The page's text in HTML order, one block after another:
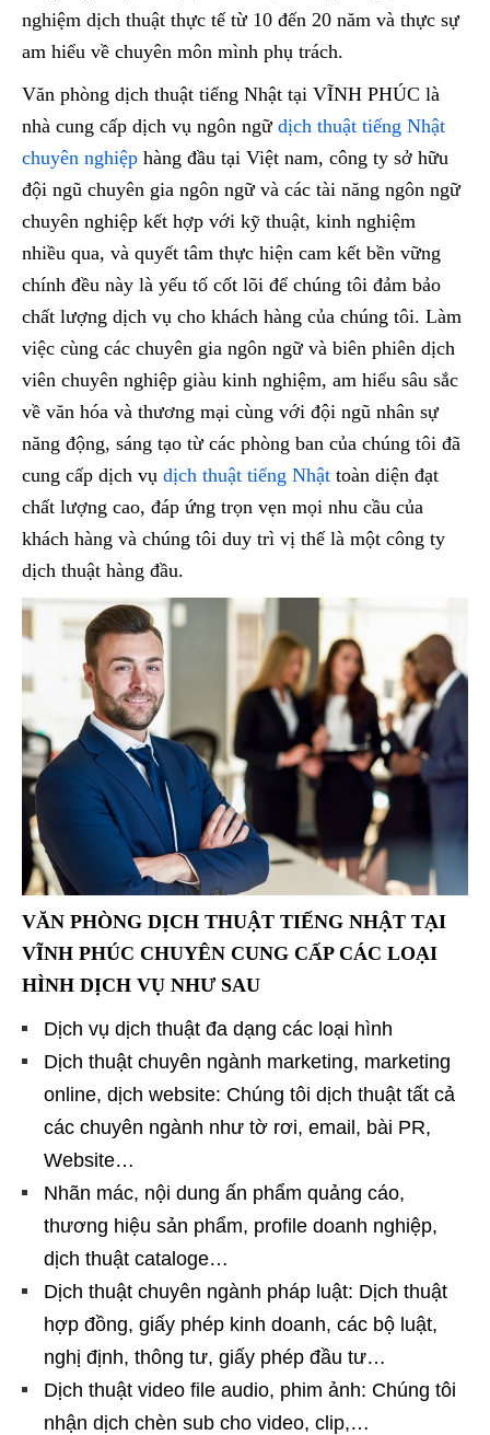
nghiệm dịch thuật thực tế từ 10 đến 20 năm và thực sự
am hiểu về chuyên môn mình phụ trách.
Văn phòng dịch thuật tiếng Nhật tại VĨNH PHÚC là
nhà cung cấp dịch vụ ngôn ngữ dịch thuật tiếng Nhật
chuyên nghiệp hàng đầu tại Việt nam, công ty sở hữu
đội ngũ chuyên gia ngôn ngữ và các tài năng ngôn ngữ
chuyên nghiệp kết hợp với kỹ thuật, kinh nghiệm
nhiều qua, và quyết tâm thực hiện cam kết bền vững
chính đều này là yếu tố cốt lõi để chúng tôi đảm bảo
chất lượng dịch vụ cho khách hàng của chúng tôi. Làm
việc cùng các chuyên gia ngôn ngữ và biên phiên dịch
viên chuyên nghiệp giàu kinh nghiệm, am hiểu sâu sắc
về văn hóa và thương mại cùng với đội ngũ nhân sự
năng động, sáng tạo từ các phòng ban của chúng tôi đã
cung cấp dịch vụ dịch thuật tiếng Nhật toàn diện đạt
chất lượng cao, đáp ứng trọn vẹn mọi nhu cầu của
khách hàng và chúng tôi duy trì vị thế là một công ty
dịch thuật hàng đầu.
VĂN PHÒNG DỊCH THUẬT TIẾNG NHẬT TẠI
VĨNH PHÚC CHUYÊN CUNG CẤP CÁC LOẠI
HÌNH DỊCH VỤ NHƯ SAU
Dịch vụ dịch thuật đa dạng các loại hình
Dịch thuật chuyên ngành marketing, marketing
online, dịch website: Chúng tôi dịch thuật tất cả
các chuyên ngành như tờ rơi, email, bài PR,
Website…
Nhãn mác, nội dung ấn phẩm quảng cáo,
thương hiệu sản phẩm, profile doanh nghiệp,
dịch thuật cataloge…
Dịch thuật chuyên ngành pháp luật: Dịch thuật
hợp đồng, giấy phép kinh doanh, các bộ luật,
nghị định, thông tư, giấy phép đầu tư…
Dịch thuật video file audio, phim ảnh: Chúng tôi
nhận dịch chèn sub cho video, clip,…